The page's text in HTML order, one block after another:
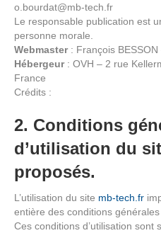
o.bourdat@mb-tech.fr
Le responsable publication est
personne morale.
Webmaster: François
Hébergeur: OVH – 2 rue
France
Crédits :
2. Conditions
d’utilisation du
proposés.
L’utilisation du site mb-tech.fr
entière des conditions
Ces conditions d’utilisation sont